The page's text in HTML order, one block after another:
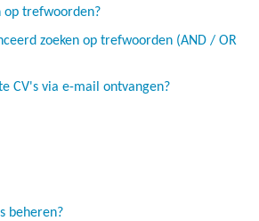
op trefwoorden?
zoeken op trefwoorden (AND / OR
CV's via e-mail ontvangen?
beheren?